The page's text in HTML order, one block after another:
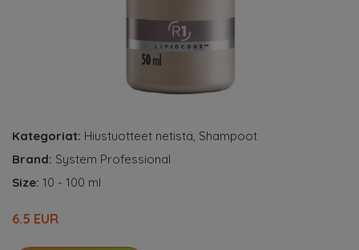
Kategoriat: Hiustuotteet netistä, Shampoot
Brand: System Professional
Size: 10 - 100 ml
6.5 EUR